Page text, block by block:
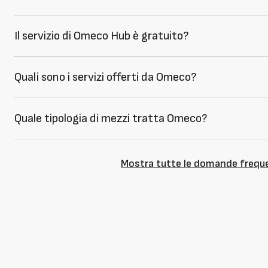
Il servizio di Omeco Hub è gratuito?
Quali sono i servizi offerti da Omeco?
Quale tipologia di mezzi tratta Omeco?
Mostra tutte le domande